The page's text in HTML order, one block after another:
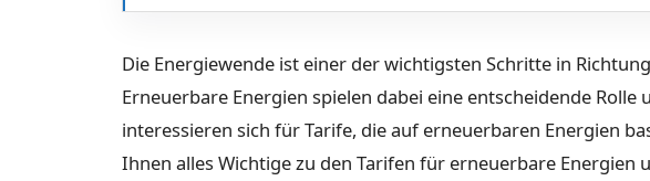
Die Energiewende ist einer der wichtigsten Schritte in
Erneuerbare Energien spielen dabei eine entscheidende
interessieren sich für Tarife, die auf erneuerbaren Energien
Ihnen alles Wichtige zu den Tarifen für erneuerbare Energien